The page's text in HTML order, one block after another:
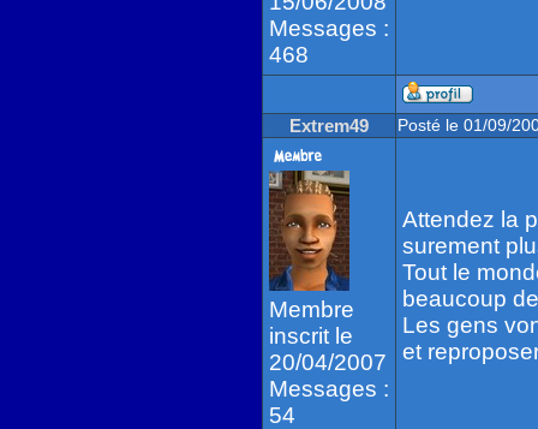
Messages :
468
Extrem49 Posté le 01/09/
Membre
inscrit le
20/04/2007
Messages :
54
Attendez la
surement
Tout le
beaucoup
Les gens
et